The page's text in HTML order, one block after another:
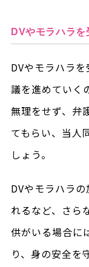
DVやモラハラ
DVやモラハラ
議を進めていく
無理をせず、弁
てもらい、当人
しょう。
DVやモラハラ
れるなど、さら
供がいる場合に
り、身の安全を